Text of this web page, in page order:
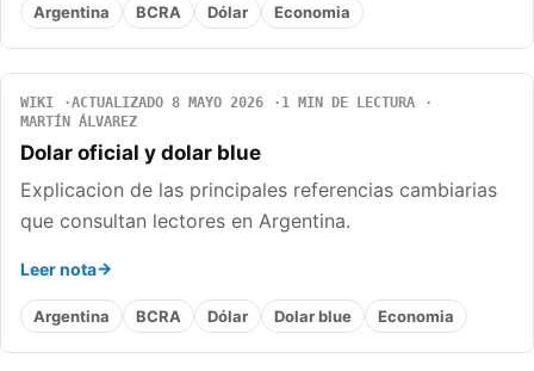
Argentina BCRA Dólar Economia
WIKI ACTUALIZADO 8 MAYO 2026
1 MIN DE LECTURA
MARTÍN ÁLVAREZ
Dolar oficial y dolar blue
Explicacion de las principales referencias cambiarias
que consultan lectores en Argentina.
Leer nota
Argentina BCRA Dólar Dolar blue Economia